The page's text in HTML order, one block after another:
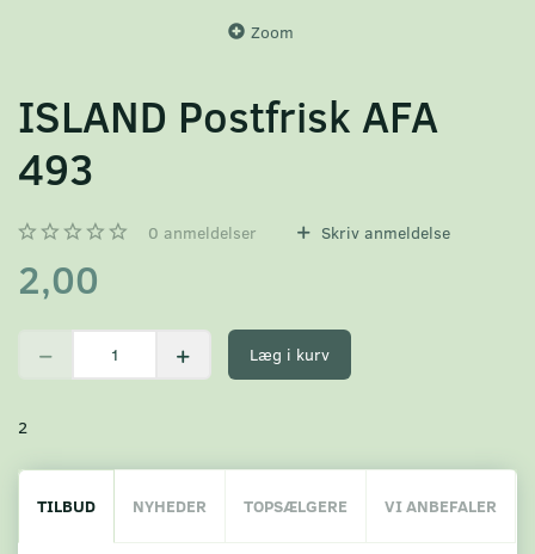
Zoom
ISLAND Postfrisk AFA
493
0 anmeldelser Skriv anmeldelse
2,00
Læg i kurv
2
TILBUD NYHEDER TOPSÆLGERE VI ANBEFALER